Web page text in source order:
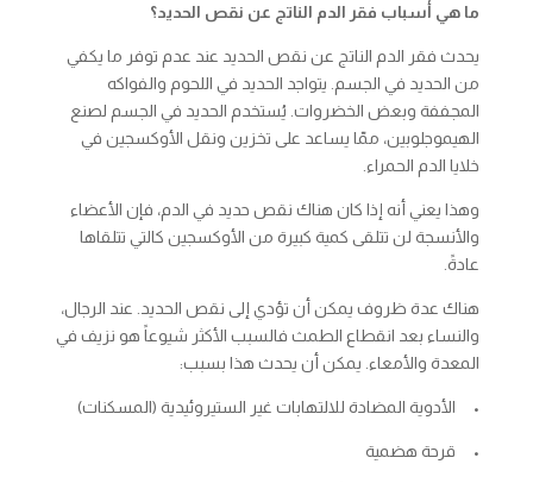
ما هي أسباب فقر الدم الناتج عن نقص الحديد؟
يحدث فقر الدم الناتج عن نقص الحديد عند عدم توفر ما يكفي
من الحديد في الجسم. يتواجد الحديد في اللحوم والفواكه
المجففة وبعض الخضروات. يُستخدم الحديد في الجسم لصنع
الهيموجلوبين، ممّا يساعد على تخزين ونقل الأوكسجين في
خلايا الدم الحمراء.
وهذا يعني أنه إذا كان هناك نقص حديد في الدم، فإن الأعضاء
والأنسجة لن تتلقى كمية كبيرة من الأوكسجين كالتي تتلقاها
عادةً.
هناك عدة ظروف يمكن أن تؤدي إلى نقص الحديد. عند الرجال،
والنساء بعد انقطاع الطمث فالسبب الأكثر شيوعاً هو نزيف في
المعدة والأمعاء. يمكن أن يحدث هذا بسبب:
• الأدوية المضادة للالتهابات غير الستيروئيدية (المسكنات)
• قرحة هضمية